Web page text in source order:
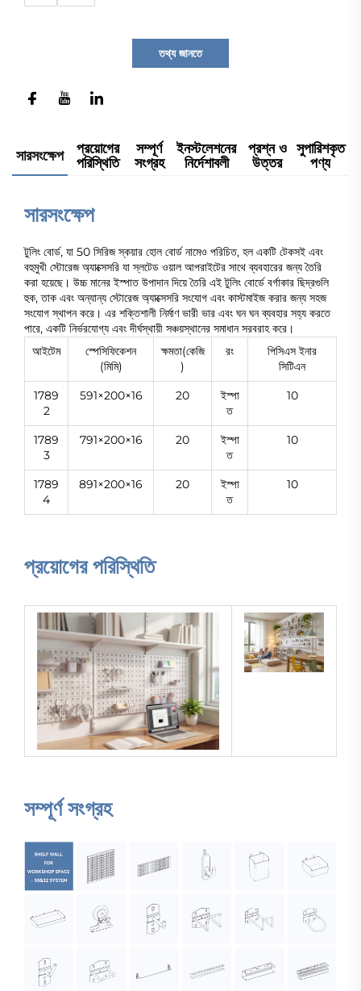
তথ্য জানতে
সারসংক্ষেপ
প্রয়োগের
পরিস্থিতি
সম্পূর্ণ
সংগ্রহ
ইনস্টলেশনের
নির্দেশাবলী
প্রশ্ন ও
উত্তর
সুপারিশকৃত
পণ্য
সারসংক্ষেপ
টুলিং বোর্ড, যা 50 সিরিজ স্কয়ার হোল বোর্ড নামেও পরিচিত, হল একটি টেকসই এবং
বহুমুখী স্টোরেজ অ্যাক্সেসরি যা স্লটেড ওয়াল আপরাইটের সাথে ব্যবহারের জন্য তৈরি
করা হয়েছে। উচ্চ মানের ইস্পাত উপাদান দিয়ে তৈরি এই টুলিং বোর্ডে বর্গাকার ছিদ্রগুলি
হুক, তাক এবং অন্যান্য স্টোরেজ অ্যাক্সেসরি সংযোগ এবং কাস্টমাইজ করার জন্য সহজ
সংযোগ স্থাপন করে। এর শক্তিশালী নির্মাণ ভারী ভার এবং ঘন ঘন ব্যবহার সহ্য করতে
পারে, একটি নির্ভরযোগ্য এবং দীর্ঘস্থায়ী সঞ্চয়স্থানের সমাধান সরবরাহ করে।
আইটেম
স্পেসিফিকেশন
(মিমি)
ক্ষমতা(কেজি
)
রং
পিসিএস ইনার
সিটিএন
1789
2
591×200×16 20
ইস্পা
ত
10
1789
3
791×200×16 20
ইস্পা
ত
10
1789
4
891×200×16 20
ইস্পা
ত
10
প্রয়োগের পরিস্থিতি
সম্পূর্ণ সংগ্রহ